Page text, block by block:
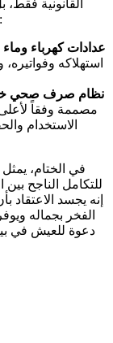
القانونية
جانب الخزانات المستقلة، يتم تزويد كل وحدة بـ:
عدادات كهرباء
استهلاكه
نظام صرف صحي
مصممة وفقاً
الاستخدام
للتكامل الناجح بين
إنه يجسد الاعتقاد
الفخر بجماله
دعوة للعيش في